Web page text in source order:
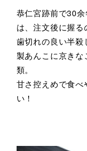
恭仁宮跡前で30
は、注文後に握る
歯切れの良い半
製あんこに京き
類。
甘さ控えめで食
い！